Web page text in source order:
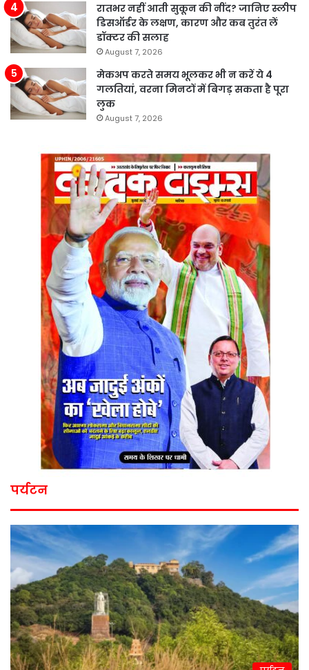
रातभर नहीं आती सुकून की नींद? जानिए स्लीप
डिसऑर्डर के लक्षण, कारण और कब तुरंत लें
डॉक्टर की सलाह
August 7, 2026
मेकअप करते समय भूलकर भी न करें ये 4
गलतियां, वरना मिनटों में बिगड़ सकता है पूरा
लुक
August 7, 2026
पर्यटन